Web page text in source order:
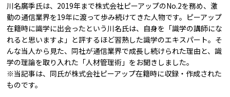
川名廣季氏は、2019年まで株式会社ピーアップのNo.2を務め、激
動の通信業界を19年に渡って歩み続けてきた人物です。ピーアップ
在籍時に識学に出会ったという川名氏は、自身を「識学の講師にな
れると思いますよ」と評するほど習熟した識学のエキスパート。そ
んな当人から見た、同社が通信業界で成長し続けられた理由と、識
学の理論を取り入れた「人材管理術」をお聞きしました。
※当記事は、同氏が株式会社ピーアップ在籍時に収録・作成された
ものです。